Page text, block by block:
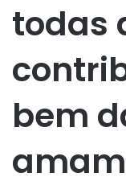
todas
bem